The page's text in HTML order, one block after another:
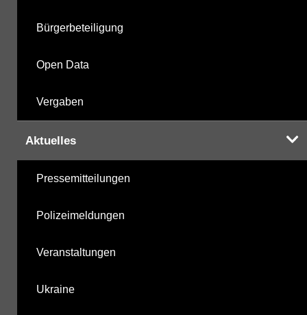
Bürgerbeteiligung
Open Data
Vergaben
Aktuelles
Pressemitteilungen
Polizeimeldungen
Veranstaltungen
Ukraine